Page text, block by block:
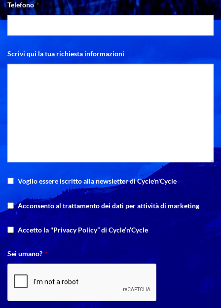
Telefono *
Scrivi qui la tua richiesta informazioni
Voglio essere iscritto alla newsletter di Cycle'n'Cycle
Acconsento al trattamento dei dati per attività di marketing
Accetto la "Privacy Policy” di Cycle’n’Cycle
Sei umano? *